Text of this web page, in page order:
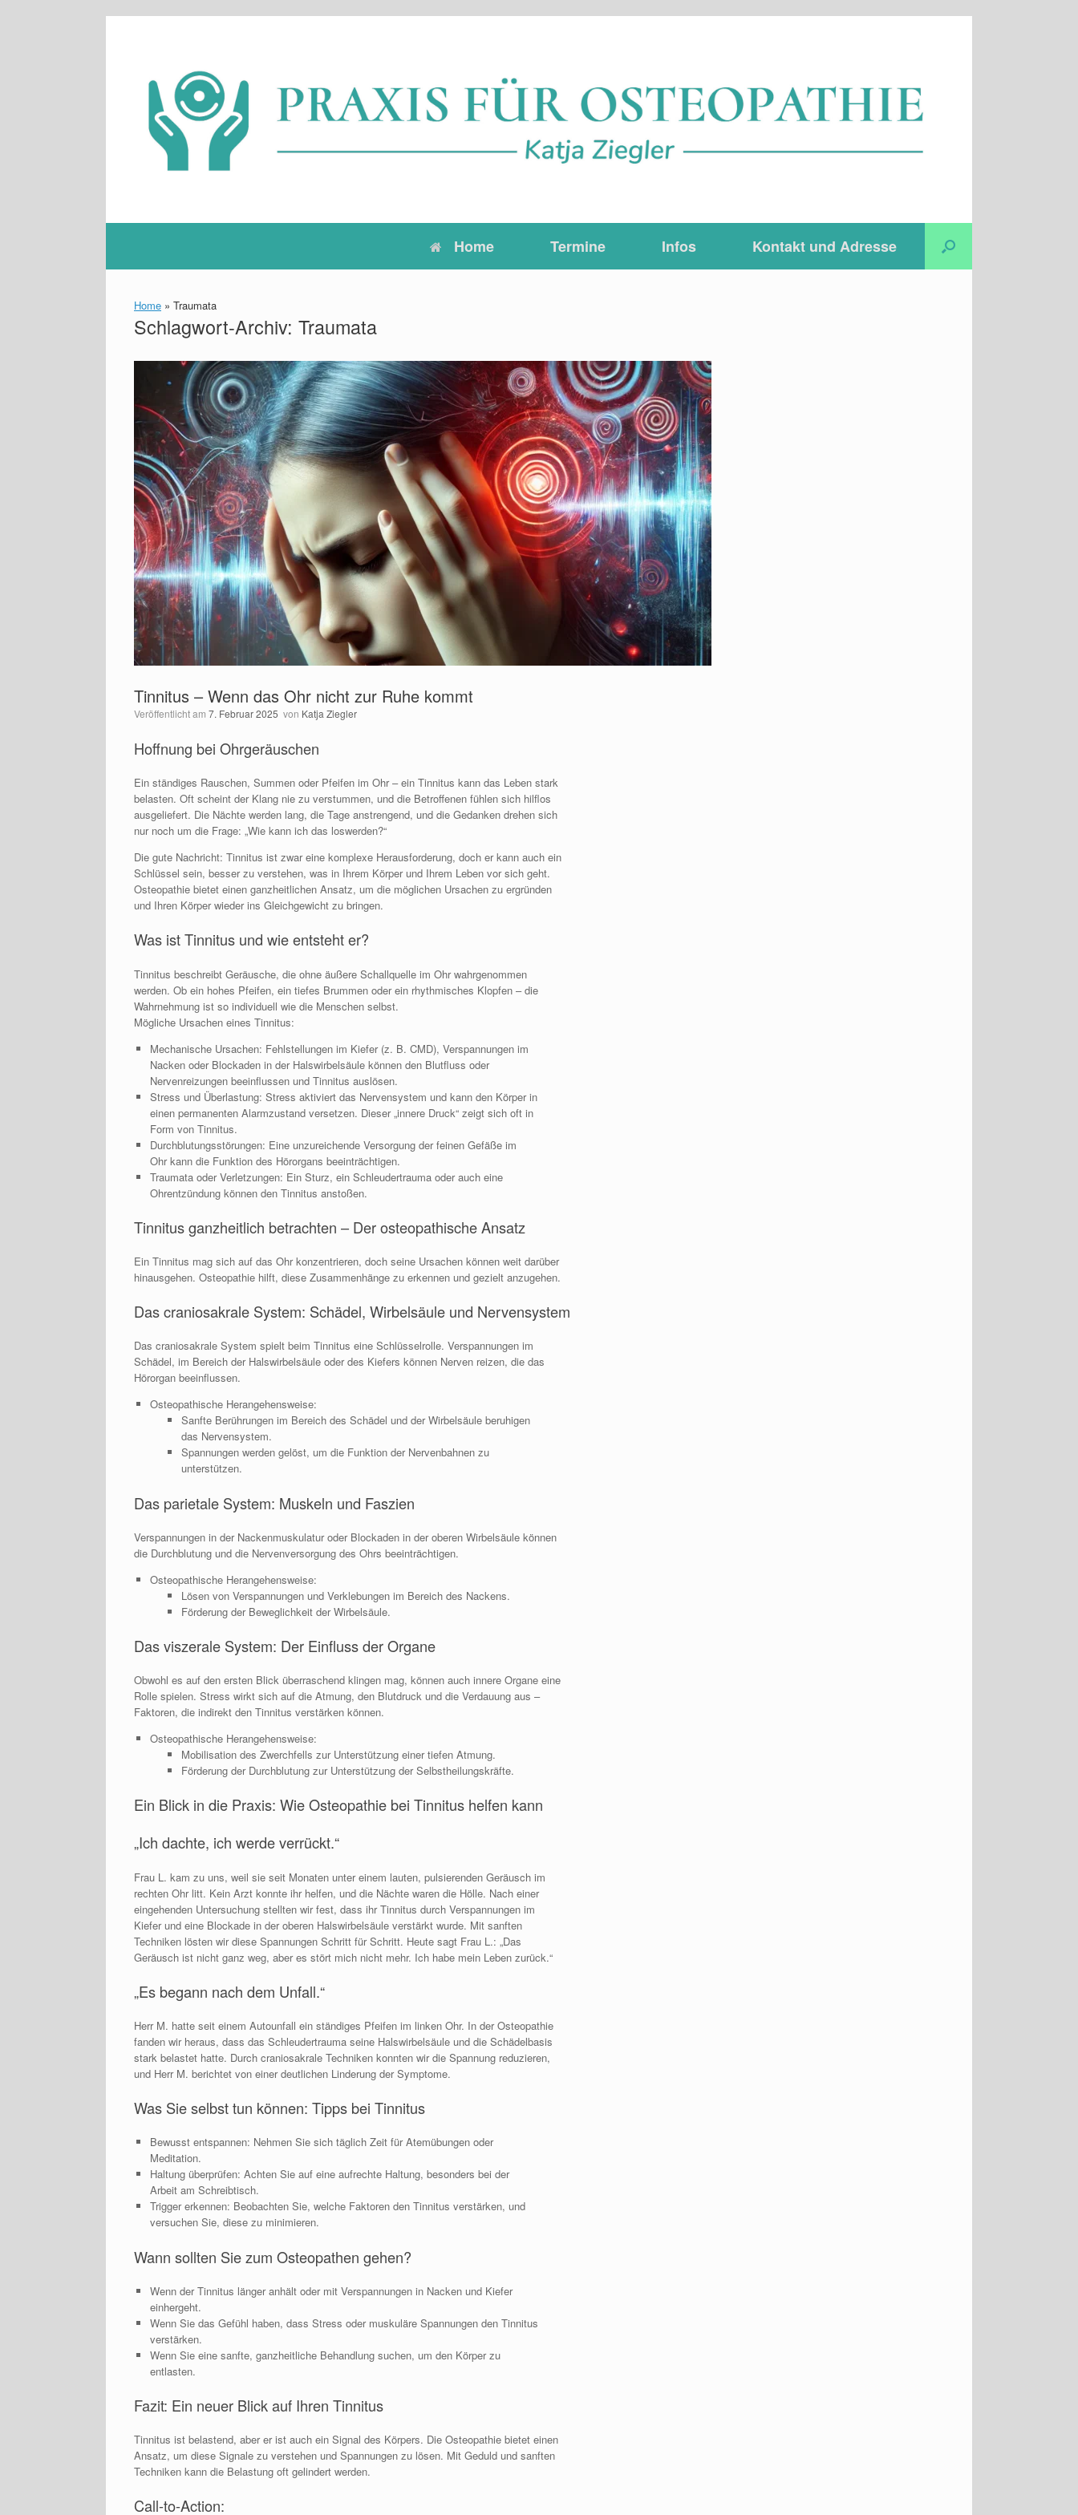
Home Termine Infos Kontakt und Adresse
Home » Traumata
Schlagwort-Archiv: Traumata
Tinnitus – Wenn das Ohr nicht zur Ruhe kommt
Veröffentlicht am 7. Februar 2025 von Katja Ziegler
Hoffnung bei Ohrgeräuschen
Ein ständiges Rauschen, Summen oder Pfeifen im Ohr – ein Tinnitus kann das Leben stark
belasten. Oft scheint der Klang nie zu verstummen, und die Betroffenen fühlen sich hilflos
ausgeliefert. Die Nächte werden lang, die Tage anstrengend, und die Gedanken drehen sich
nur noch um die Frage: „Wie kann ich das loswerden?“
Die gute Nachricht: Tinnitus ist zwar eine komplexe Herausforderung, doch er kann auch ein
Schlüssel sein, besser zu verstehen, was in Ihrem Körper und Ihrem Leben vor sich geht.
Osteopathie bietet einen ganzheitlichen Ansatz, um die möglichen Ursachen zu ergründen
und Ihren Körper wieder ins Gleichgewicht zu bringen.
Was ist Tinnitus und wie entsteht er?
Tinnitus beschreibt Geräusche, die ohne äußere Schallquelle im Ohr wahrgenommen
werden. Ob ein hohes Pfeifen, ein tiefes Brummen oder ein rhythmisches Klopfen – die
Wahrnehmung ist so individuell wie die Menschen selbst.
Mögliche Ursachen eines Tinnitus:
Mechanische Ursachen: Fehlstellungen im Kiefer (z. B. CMD), Verspannungen im
Nacken oder Blockaden in der Halswirbelsäule können den Blutfluss oder
Nervenreizungen beeinflussen und Tinnitus auslösen.
Stress und Überlastung: Stress aktiviert das Nervensystem und kann den Körper in
einen permanenten Alarmzustand versetzen. Dieser „innere Druck“ zeigt sich oft in
Form von Tinnitus.
Durchblutungsstörungen: Eine unzureichende Versorgung der feinen Gefäße im
Ohr kann die Funktion des Hörorgans beeinträchtigen.
Traumata oder Verletzungen: Ein Sturz, ein Schleudertrauma oder auch eine
Ohrentzündung können den Tinnitus anstoßen.
Tinnitus ganzheitlich betrachten – Der osteopathische Ansatz
Ein Tinnitus mag sich auf das Ohr konzentrieren, doch seine Ursachen können weit darüber
hinausgehen. Osteopathie hilft, diese Zusammenhänge zu erkennen und gezielt anzugehen.
Das craniosakrale System: Schädel, Wirbelsäule und Nervensystem
Das craniosakrale System spielt beim Tinnitus eine Schlüsselrolle. Verspannungen im
Schädel, im Bereich der Halswirbelsäule oder des Kiefers können Nerven reizen, die das
Hörorgan beeinflussen.
Osteopathische Herangehensweise:
Sanfte Berührungen im Bereich des Schädel und der Wirbelsäule beruhigen
das Nervensystem.
Spannungen werden gelöst, um die Funktion der Nervenbahnen zu
unterstützen.
Das parietale System: Muskeln und Faszien
Verspannungen in der Nackenmuskulatur oder Blockaden in der oberen Wirbelsäule können
die Durchblutung und die Nervenversorgung des Ohrs beeinträchtigen.
Osteopathische Herangehensweise:
Lösen von Verspannungen und Verklebungen im Bereich des Nackens.
Förderung der Beweglichkeit der Wirbelsäule.
Das viszerale System: Der Einfluss der Organe
Obwohl es auf den ersten Blick überraschend klingen mag, können auch innere Organe eine
Rolle spielen. Stress wirkt sich auf die Atmung, den Blutdruck und die Verdauung aus –
Faktoren, die indirekt den Tinnitus verstärken können.
Osteopathische Herangehensweise:
Mobilisation des Zwerchfells zur Unterstützung einer tiefen Atmung.
Förderung der Durchblutung zur Unterstützung der Selbstheilungskräfte.
Ein Blick in die Praxis: Wie Osteopathie bei Tinnitus helfen kann
„Ich dachte, ich werde verrückt.“​
Frau L. kam zu uns, weil sie seit Monaten unter einem lauten, pulsierenden Geräusch im
rechten Ohr litt. Kein Arzt konnte ihr helfen, und die Nächte waren die Hölle. Nach einer
eingehenden Untersuchung stellten wir fest, dass ihr Tinnitus durch Verspannungen im
Kiefer und eine Blockade in der oberen Halswirbelsäule verstärkt wurde. Mit sanften
Techniken lösten wir diese Spannungen Schritt für Schritt. Heute sagt Frau L.: „Das
Geräusch ist nicht ganz weg, aber es stört mich nicht mehr. Ich habe mein Leben zurück.“
„Es begann nach dem Unfall.“​
Herr M. hatte seit einem Autounfall ein ständiges Pfeifen im linken Ohr. In der Osteopathie
fanden wir heraus, dass das Schleudertrauma seine Halswirbelsäule und die Schädelbasis
stark belastet hatte. Durch craniosakrale Techniken konnten wir die Spannung reduzieren,
und Herr M. berichtet von einer deutlichen Linderung der Symptome.
Was Sie selbst tun können: Tipps bei Tinnitus
Bewusst entspannen: Nehmen Sie sich täglich Zeit für Atemübungen oder
Meditation.
Haltung überprüfen: Achten Sie auf eine aufrechte Haltung, besonders bei der
Arbeit am Schreibtisch.
Trigger erkennen: Beobachten Sie, welche Faktoren den Tinnitus verstärken, und
versuchen Sie, diese zu minimieren.
Wann sollten Sie zum Osteopathen gehen?
Wenn der Tinnitus länger anhält oder mit Verspannungen in Nacken und Kiefer
einhergeht.
Wenn Sie das Gefühl haben, dass Stress oder muskuläre Spannungen den Tinnitus
verstärken.
Wenn Sie eine sanfte, ganzheitliche Behandlung suchen, um den Körper zu
entlasten.
Fazit: Ein neuer Blick auf Ihren Tinnitus
Tinnitus ist belastend, aber er ist auch ein Signal des Körpers. Die Osteopathie bietet einen
Ansatz, um diese Signale zu verstehen und Spannungen zu lösen. Mit Geduld und sanften
Techniken kann die Belastung oft gelindert werden.
Call-to-Action:​